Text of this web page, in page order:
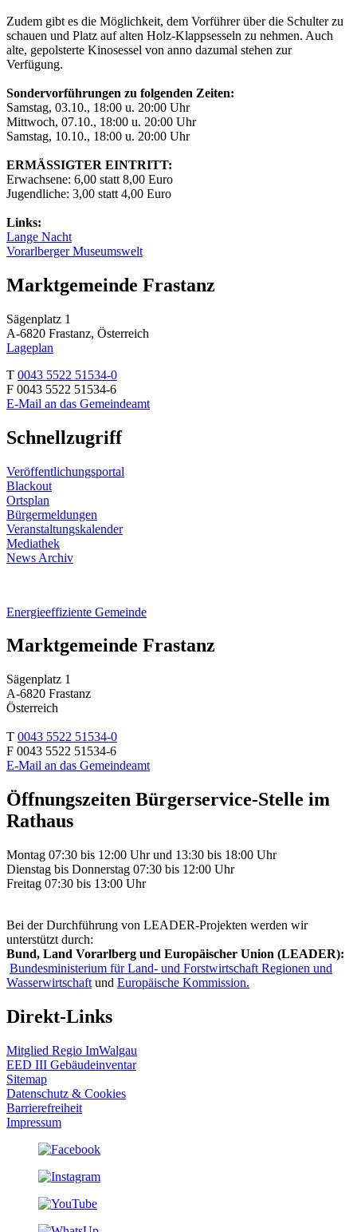
Zudem gibt es die Möglichkeit, dem Vorführer über die Schulter zu
schauen und Platz auf alten Holz-Klappsesseln zu nehmen. Auch
alte, gepolsterte Kinosessel von anno dazumal stehen zur
Verfügung.
Sondervorführungen zu folgenden Zeiten:
Samstag, 03.10., 18:00 u. 20:00 Uhr
Mittwoch, 07.10., 18:00 u. 20:00 Uhr
Samstag, 10.10., 18:00 u. 20:00 Uhr
ERMÄSSIGTER EINTRITT:
Erwachsene: 6,00 statt 8,00 Euro
Jugendliche: 3,00 statt 4,00 Euro
Links:
Lange Nacht
Vorarlberger Museumswelt
Marktgemeinde Frastanz
Sägenplatz 1
A-6820 Frastanz, Österreich
Lageplan
T 0043 5522 51534-0
F 0043 5522 51534-6
E-Mail an das Gemeindeamt
Schnellzugriff
Veröffentlichungsportal
Blackout
Ortsplan
Bürgermeldungen
Veranstaltungskalender
Mediathek
News Archiv
Energieeffiziente Gemeinde
Marktgemeinde Frastanz
Sägenplatz 1
A-6820 Frastanz
Österreich
T 0043 5522 51534-0
F 0043 5522 51534-6
E-Mail an das Gemeindeamt
Öffnungszeiten Bürgerservice-Stelle im
Rathaus
Montag 07:30 bis 12:00 Uhr und 13:30 bis 18:00 Uhr
Dienstag bis Donnerstag 07:30 bis 12:00 Uhr
Freitag 07:30 bis 13:00 Uhr
Bei der Durchführung von LEADER-Projekten werden wir
unterstützt durch:
Bund, Land Vorarlberg und Europäischer Union (LEADER):
Bundesministerium für Land- und Forstwirtschaft Regionen und
Wasserwirtschaft und Europäische Kommission.
Direkt-Links
Mitglied Regio ImWalgau
EED III Gebäudeinventar
Sitemap
Datenschutz & Cookies
Barrierefreiheit
Impressum